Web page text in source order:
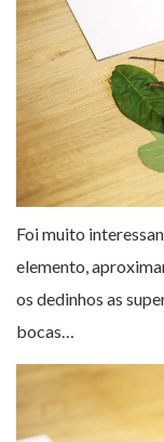
Foi muito
elemento,
os dedinhos as
bocas…